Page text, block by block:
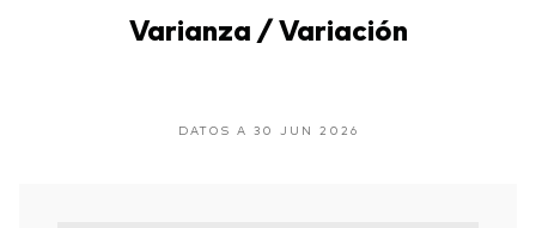
Varianza / Variación
DATOS A 30 JUN 2026